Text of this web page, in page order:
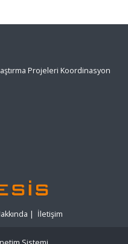
Projeleri Koordinasyon
| İletişim